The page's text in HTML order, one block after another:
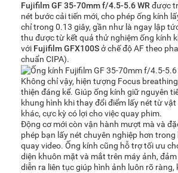
Fujifilm GF 35-70mm f/4.5-5.6 WR được
nét bước cải tiến mới, cho phép ống kính
chỉ trong 0.13 giây, gần như là ngay lập
thu được từ kết quả thử nghiệm ống kính
với Fujifilm GFX100Sở chế độ AF theo
chuẩn CIPA).
Không chỉ vậy, hiện tượng Focus
thiện đáng kể. Giúp ống kính giữ nguyên
khung hình khi thay đổi điểm lấy nét từ
khác, cực kỳ có lợi cho việc quay phim.
Động cơ mới còn vận hành mượt mà và
phép bạn lấy nét chuyên nghiệp hơn trong
quay video. Ống kính cũng hỗ trợ tối ưu
diện khuôn mặt và mắt trên máy ảnh,
diễn ra liên tục giúp hình ảnh luôn rõ ràng,